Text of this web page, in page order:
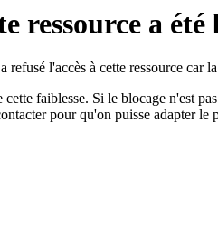
ressource a
l'accès à cette ressource car
faiblesse. Si le blocage n'est
pour qu'on puisse adapter le